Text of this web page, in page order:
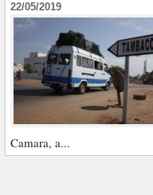
22/05/2019
Camara, a...